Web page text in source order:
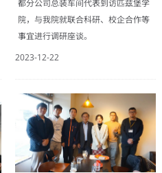
都分公司总装车间代表到访匹兹堡学
院，与我院就联合科研、校企合作等
事宜进行调研座谈。
2023-12-22